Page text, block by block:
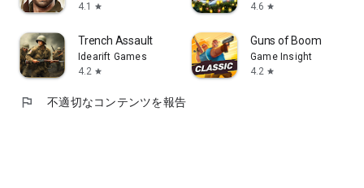
4.1
star
4.6 star
Trench Assault
Idearift Games
4.2 star
Guns of Boom
Game Insight
4.2 star
flag 不適切なコンテンツを報告